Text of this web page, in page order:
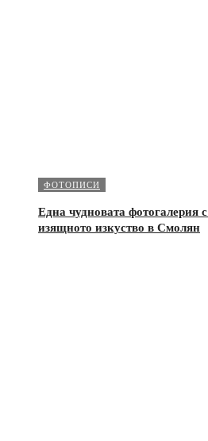
ФОТОПИСИ
Една чудновата фотогалерия
изящното изкуство в Смолян